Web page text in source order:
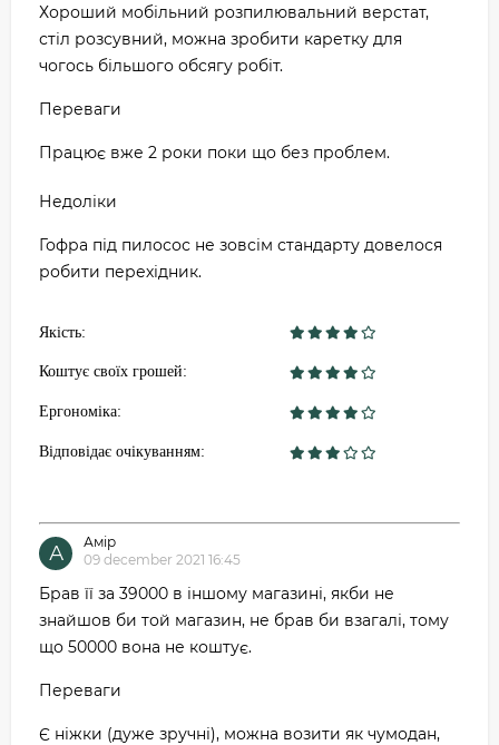
Хороший мобільний розпилювальний верстат,
стіл розсувний, можна зробити каретку для
чогось більшого обсягу робіт.
Переваги
Працює вже 2 роки поки що без проблем.
Недоліки
Гофра під пилосос не зовсім стандарту довелося
робити перехідник.
Якість:
Коштує своїх грошей:
Ергономіка:
Відповідає очікуванням:
А
Амір
09 december 2021 16:45
Брав її за 39000 в іншому магазині, якби не
знайшов би той магазин, не брав би взагалі, тому
що 50000 вона не коштує.
Переваги
Є ніжки (дуже зручні), можна возити як чумодан,